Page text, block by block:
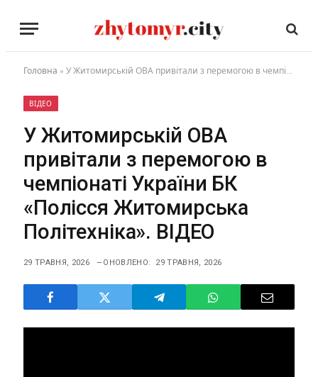
Головна » У Житомирській ОВА привітали з перемогою в чемпіонаті України БК «Полісся Житомирська Політехніка». ВІДЕО
ВІДЕО
У Житомирській ОВА
привітали з перемогою в
чемпіонаті України БК
«Полісся Житомирська
Політехніка». ВІДЕО
29 ТРАВНЯ, 2026 ОНОВЛЕНО: 29 ТРАВНЯ, 2026